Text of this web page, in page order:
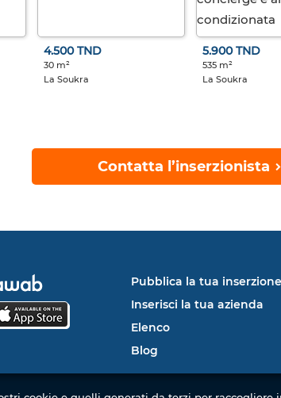
4.500 TND
30 m²
La Soukra
5.900 TND
535 m²
La Soukra
Contatta l’inserzionista
Pubblica la tua inserzione
Inserisci la tua azienda
Elenco
Blog